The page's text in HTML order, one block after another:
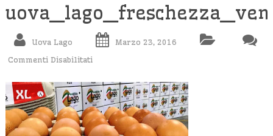
Uova Lago
Marzo 23, 2016
Commenti Disabilitati